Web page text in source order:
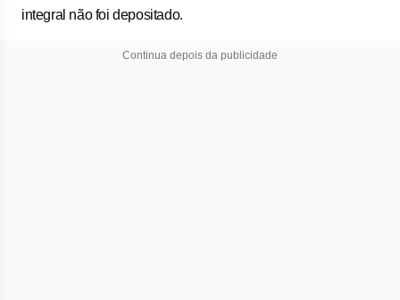
integral não foi depositado.
Continua depois da publicidade